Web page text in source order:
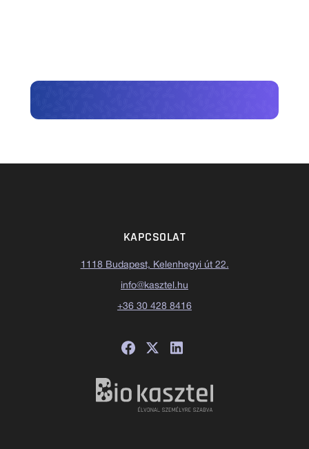
KAPCSOLAT
1118 Budapest, Kelenhegyi út 22.
info@kasztel.hu
+36 30 428 8416